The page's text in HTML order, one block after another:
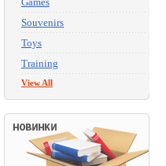
Souvenirs
Toys
Training
View All